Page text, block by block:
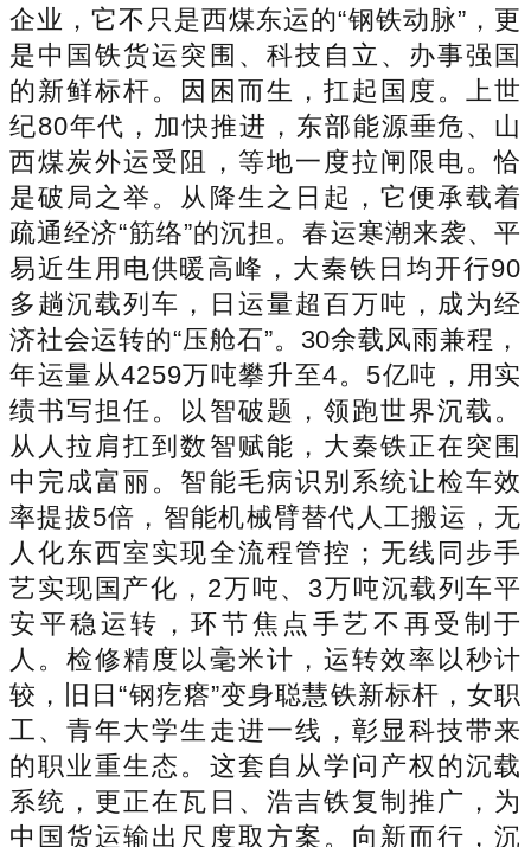
企业，它不只是西煤东运的“钢铁动脉”，更
是中国铁货运突围、科技自立、办事强国
的新鲜标杆。因困而生，扛起国度。上世
纪80年代，加快推进，东部能源垂危、山
西煤炭外运受阻，等地一度拉闸限电。恰
是破局之举。从降生之日起，它便承载着
疏通经济“筋络”的沉担。春运寒潮来袭、平
易近生用电供暖高峰，大秦铁日均开行90
多趟沉载列车，日运量超百万吨，成为经
济社会运转的“压舱石”。30余载风雨兼程，
年运量从4259万吨攀升至4。5亿吨，用实
绩书写担任。以智破题，领跑世界沉载。
从人拉肩扛到数智赋能，大秦铁正在突围
中完成富丽。智能毛病识别系统让检车效
率提拔5倍，智能机械臂替代人工搬运，无
人化东西室实现全流程管控；无线同步手
艺实现国产化，2万吨、3万吨沉载列车平
安平稳运转，环节焦点手艺不再受制于
人。检修精度以毫米计，运转效率以秒计
较，旧日“钢疙瘩”变身聪慧铁新标杆，女职
工、青年大学生走进一线，彰显科技带来
的职业重生态。这套自从学问产权的沉载
系统，更正在瓦日、浩吉铁复制推广，为
中国货运输出尺度取方案。向新而行，沉